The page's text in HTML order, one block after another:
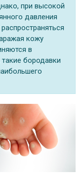
при высокой
давления
кожу
в
бородавки